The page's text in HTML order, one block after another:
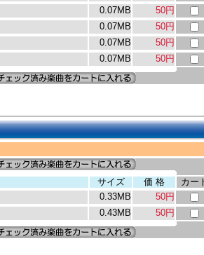
0.07MB
50円
0.07MB
50円
0.07MB
50円
0.07MB 50円
サイズ 価 格
カー
0.33MB
50円
0.43MB 50円